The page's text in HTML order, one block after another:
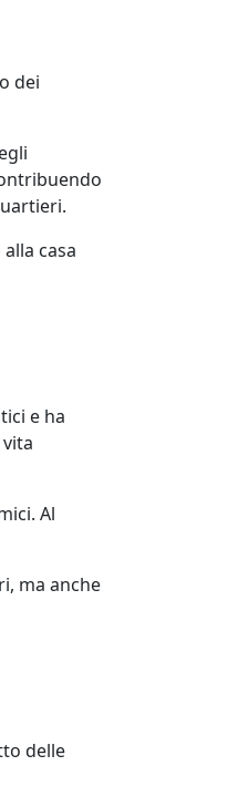
dei
casa
e ha
Al
ma anche
delle